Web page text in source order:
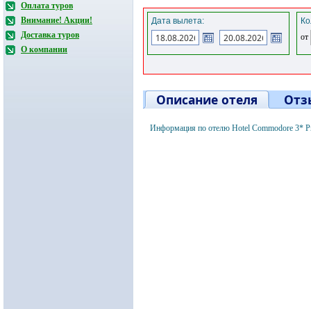
Оплата туров
Внимание! Акции!
Доставка туров
О компании
Дата вылета:
от
Описание отеля
Информация по отелю Hotel Commodore 3*